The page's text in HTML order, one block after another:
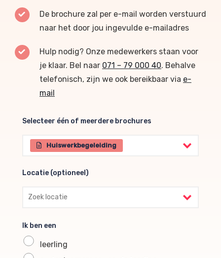
De brochure zal per e-mail worden verstuurd
naar het door jou ingevulde e-mailadres
Hulp nodig? Onze medewerkers staan voor
je klaar. Bel naar 071 – 79 000 40. Behalve
telefonisch, zijn we ook bereikbaar via e-
mail
Selecteer één of meerdere brochures
Selecteer één of meerdere brochures
Huiswerkbegeleiding
Locatie (optioneel)
Locatie (optioneel)
Ik ben een
leerling